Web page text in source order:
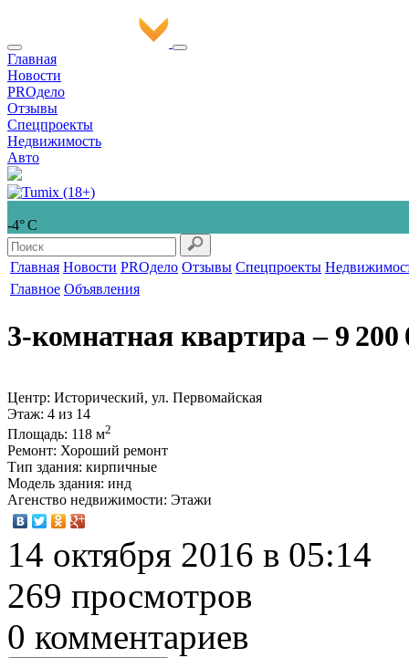
Главная
Новости
PROдело
Отзывы
Спецпроекты
Недвижимость
Авто
-4° С
Главная Новости PROдело Отзывы Спецпроекты
Главное Объявления
3-комнатная квартира‒ 9 200
Центр: Исторический, ул. Первомайская
Этаж: 4 из 14
Площадь: 118 м2
Ремонт: Хороший ремонт
Тип здания: кирпичные
Модель здания: инд
Агенство недвижимости: Этажи
14 октября 2016 в 05:14
269 просмотров
0 комментариев